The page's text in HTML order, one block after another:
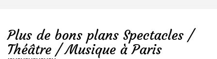
Plus de bons plans Spectacles /
Théâtre / Musique à Paris